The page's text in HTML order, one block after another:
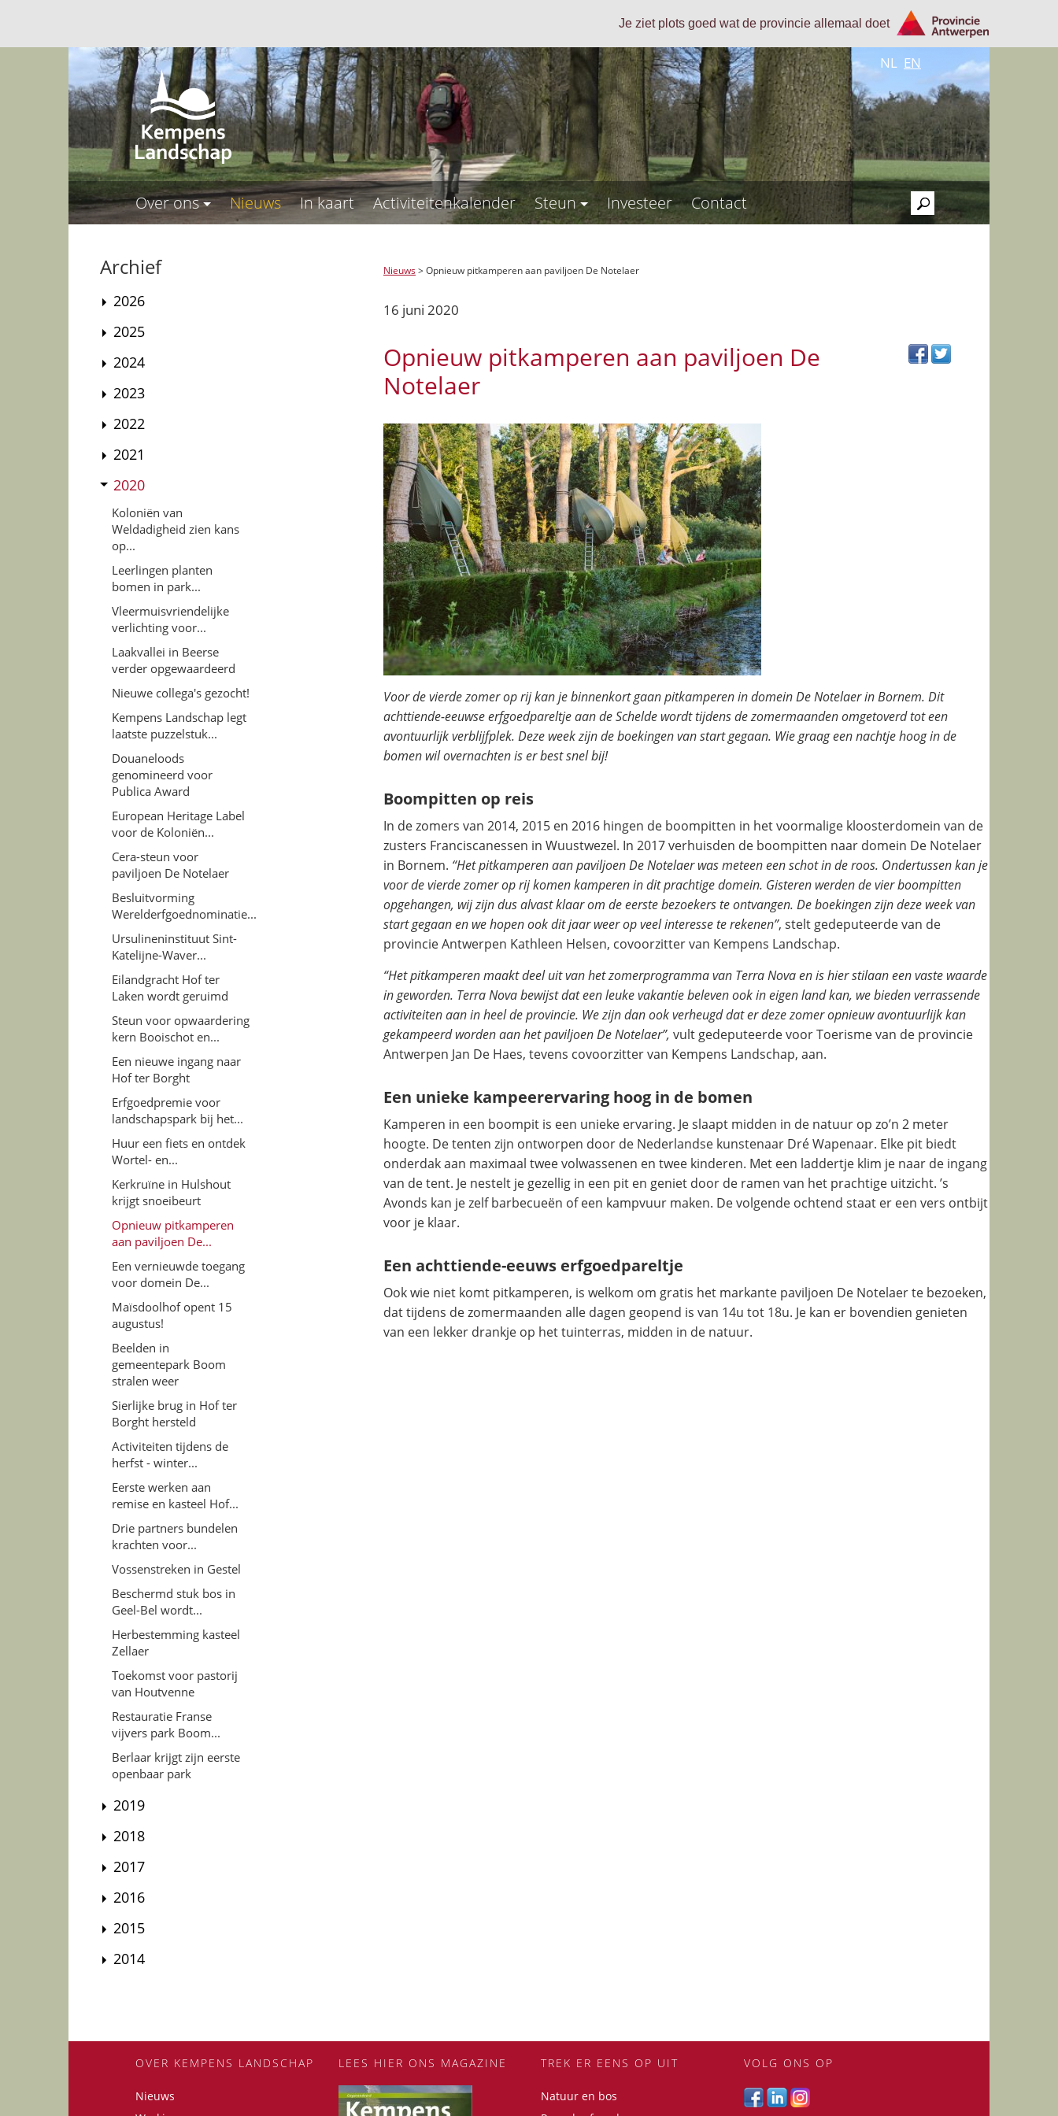
Je ziet plots goed wat de provincie allemaal doet
NL EN
Over ons Nieuws In kaart Activiteitenkalender Steun Investeer Contact
>
Nieuws>Opnieuw pitkamperen aan paviljoen De Notelaer
16 juni 2020
Opnieuw pitkamperen aan paviljoen De
Notelaer
Voor de vierde zomer op rij kan je binnenkort gaan pitkamperen in domein De Notelaer in Bornem. Dit
achttiende-eeuwse erfgoedpareltje aan de Schelde wordt tijdens de zomermaanden omgetoverd tot een
avontuurlijk verblijfplek. Deze week zijn de boekingen van start gegaan. Wie graag een nachtje hoog in de
bomen wil overnachten is er best snel bij!
Boompitten op reis
In de zomers van 2014, 2015 en 2016 hingen de boompitten in het voormalige kloosterdomein van de
zusters Franciscanessen in Wuustwezel. In 2017 verhuisden de boompitten naar domein De Notelaer
in Bornem. “Het pitkamperen aan paviljoen De Notelaer was meteen een schot in de roos. Ondertussen kan je
voor de vierde zomer op rij komen kamperen in dit prachtige domein. Gisteren werden de vier boompitten
opgehangen, wij zijn dus alvast klaar om de eerste bezoekers te ontvangen. De boekingen zijn deze week van
start gegaan en we hopen ook dit jaar weer op veel interesse te rekenen”, stelt gedeputeerde van de
provincie Antwerpen Kathleen Helsen, covoorzitter van Kempens Landschap.
“Het pitkamperen maakt deel uit van het zomerprogramma van Terra Nova en is hier stilaan een vaste waarde
in geworden. Terra Nova bewijst dat een leuke vakantie beleven ook in eigen land kan, we bieden verrassende
activiteiten aan in heel de provincie. We zijn dan ook verheugd dat er deze zomer opnieuw avontuurlijk kan
gekampeerd worden aan het paviljoen De Notelaer”, vult gedeputeerde voor Toerisme van de provincie
Antwerpen Jan De Haes, tevens covoorzitter van Kempens Landschap, aan.
Een unieke kampeerervaring hoog in de bomen
Kamperen in een boompit is een unieke ervaring. Je slaapt midden in de natuur op zo’n 2 meter
hoogte. De tenten zijn ontworpen door de Nederlandse kunstenaar Dré Wapenaar. Elke pit biedt
onderdak aan maximaal twee volwassenen en twee kinderen. Met een laddertje klim je naar de ingang
van de tent. Je nestelt je gezellig in een pit en geniet door de ramen van het prachtige uitzicht. ’s
Avonds kan je zelf barbecueën of een kampvuur maken. De volgende ochtend staat er een vers ontbijt
voor je klaar.
Een achttiende-eeuws erfgoedpareltje
Ook wie niet komt pitkamperen, is welkom om gratis het markante paviljoen De Notelaer te bezoeken,
dat tijdens de zomermaanden alle dagen geopend is van 14u tot 18u. Je kan er bovendien genieten
van een lekker drankje op het tuinterras, midden in de natuur.
Archief
2026
2025
2024
2023
2022
2021
2020
Koloniën van
Weldadigheid zien kans
op...
Leerlingen planten
bomen in park...
Vleermuisvriendelijke
verlichting voor...
Laakvallei in Beerse
verder opgewaardeerd
Nieuwe collega's gezocht!
Kempens Landschap legt
laatste puzzelstuk...
Douaneloods
genomineerd voor
Publica Award
European Heritage Label
voor de Koloniën...
Cera-steun voor
paviljoen De Notelaer
Besluitvorming
Werelderfgoednominatie...
Ursulineninstituut Sint-
Katelijne-Waver...
Eilandgracht Hof ter
Laken wordt geruimd
Steun voor opwaardering
kern Booischot en...
Een nieuwe ingang naar
Hof ter Borght
Erfgoedpremie voor
landschapspark bij het...
Huur een fiets en ontdek
Wortel- en...
Kerkruïne in Hulshout
krijgt snoeibeurt
Opnieuw pitkamperen
aan paviljoen De...
Een vernieuwde toegang
voor domein De...
Maïsdoolhof opent 15
augustus!
Beelden in
gemeentepark Boom
stralen weer
Sierlijke brug in Hof ter
Borght hersteld
Activiteiten tijdens de
herfst - winter...
Eerste werken aan
remise en kasteel Hof...
Drie partners bundelen
krachten voor...
Vossenstreken in Gestel
Beschermd stuk bos in
Geel-Bel wordt...
Herbestemming kasteel
Zellaer
Toekomst voor pastorij
van Houtvenne
Restauratie Franse
vijvers park Boom...
Berlaar krijgt zijn eerste
openbaar park
2019
2018
2017
2016
2015
2014
OVER KEMPENS LANDSCHAP
Nieuws
LEES HIER ONS MAGAZINE TREK ER EENS OP UIT
Natuur en bos
VOLG ONS OP